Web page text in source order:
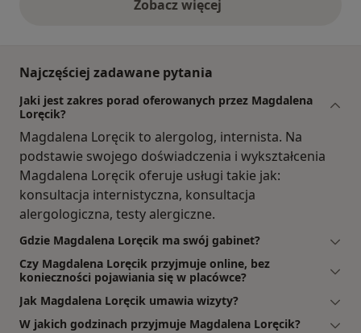
Zobacz więcejopinie powyżej
Najczęściej zadawane pytania
Jaki jest zakres porad oferowanych przez Magdalena
Loręcik?
Magdalena Loręcik to alergolog, internista. Na
podstawie swojego doświadczenia i wykształcenia
Magdalena Loręcik oferuje usługi takie jak:
konsultacja internistyczna, konsultacja
alergologiczna, testy alergiczne.
Gdzie Magdalena Loręcik ma swój gabinet?
Czy Magdalena Loręcik przyjmuje online, bez
konieczności pojawiania się w placówce?
Jak Magdalena Loręcik umawia wizyty?
W jakich godzinach przyjmuje Magdalena Loręcik?